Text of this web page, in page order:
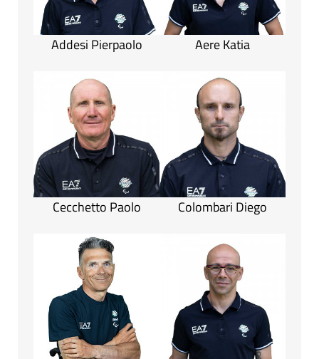
Addesi Pierpaolo Aere Katia
Cecchetto Paolo Colombari Diego